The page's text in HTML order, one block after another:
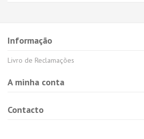
Informação
Livro de Reclamações
A minha conta
Contacto